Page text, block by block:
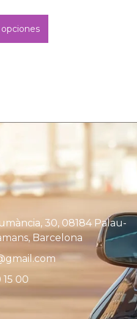
30, 08184 Palau-
Barcelona
15 00